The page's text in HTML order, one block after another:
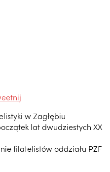
w Zagłębiu
lat dwudziestych XX
filatelistów oddziału PZF